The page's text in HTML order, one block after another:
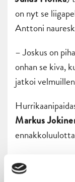
on nyt se
Anttoni
– Joskus on
onhan se kiva,
jatkoi
Markus
JYPin
KalPan